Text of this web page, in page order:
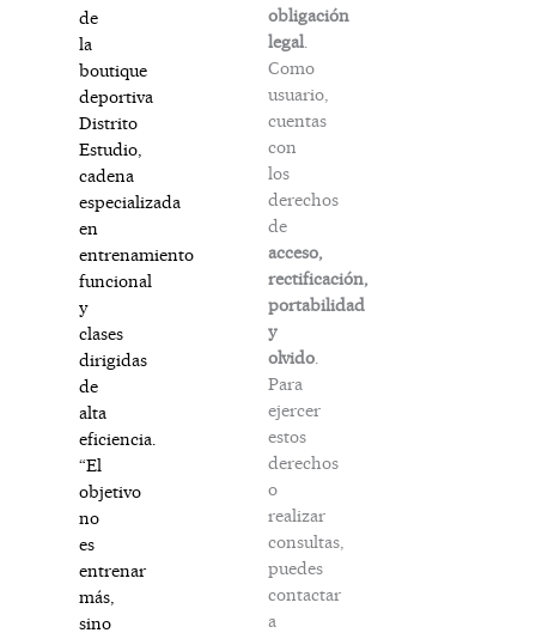
de
la
boutique
deportiva
Distrito
Estudio,
cadena
especializada
en
entrenamiento
funcional
y
clases
dirigidas
de
alta
eficiencia.
“El
objetivo
no
es
entrenar
más,
sino
obligación
legal.
Como
usuario,
cuentas
con
los
derechos
de
acceso,
rectificación,
portabilidad
y
olvido.
Para
ejercer
estos
derechos
o
realizar
consultas,
puedes
contactar
a